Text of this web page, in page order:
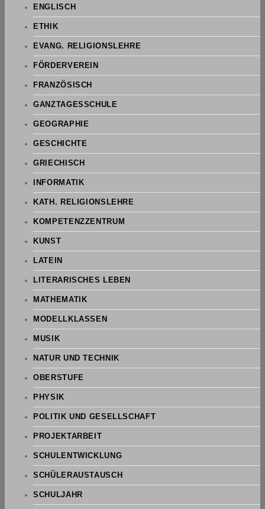
ENGLISCH
ETHIK
EVANG. RELIGIONSLEHRE
FÖRDERVEREIN
FRANZÖSISCH
GANZTAGESSCHULE
GEOGRAPHIE
GESCHICHTE
GRIECHISCH
INFORMATIK
KATH. RELIGIONSLEHRE
KOMPETENZZENTRUM
KUNST
LATEIN
LITERARISCHES LEBEN
MATHEMATIK
MODELLKLASSEN
MUSIK
NATUR UND TECHNIK
OBERSTUFE
PHYSIK
POLITIK UND GESELLSCHAFT
PROJEKTARBEIT
SCHULENTWICKLUNG
SCHÜLERAUSTAUSCH
SCHULJAHR